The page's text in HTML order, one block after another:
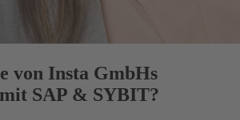
von Insta GmbHs
SAP & SYBIT?